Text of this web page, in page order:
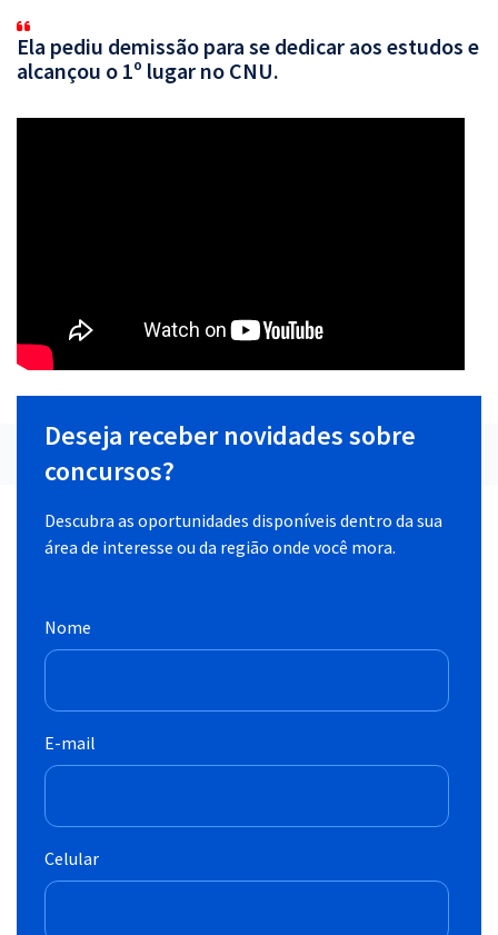
Ela pediu demissão para se dedicar aos estudos e
alcançou o 1º lugar no CNU.
Deseja receber novidades sobre
concursos?
Descubra as oportunidades disponíveis dentro da sua
área de interesse ou da região onde você mora.
Nome
E-mail
Celular